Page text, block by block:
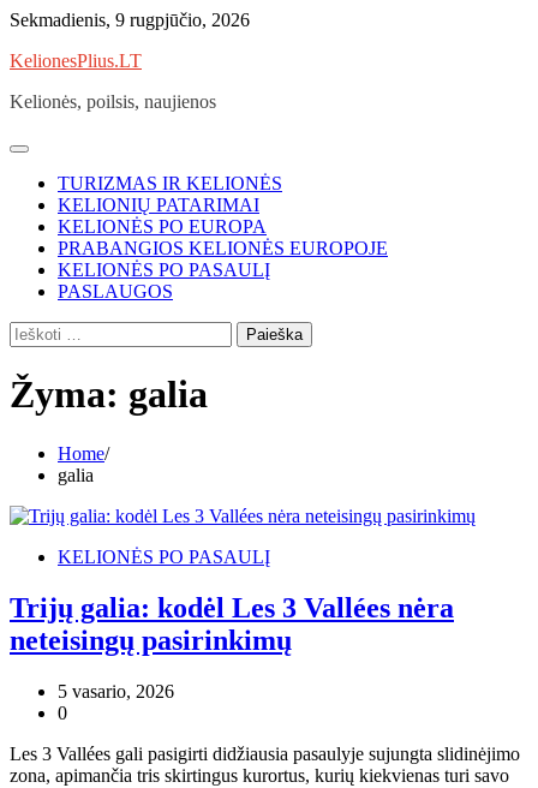
Skip
content
Sekmadienis, 9 rugpjūčio, 2026
KelionesPlius.LT
Kelionės, poilsis, naujienos
TURIZMAS IR KELIONĖS
KELIONIŲ PATARIMAI
KELIONĖS PO EUROPA
PRABANGIOS KELIONĖS EUROPOJE
KELIONĖS PO PASAULĮ
PASLAUGOS
Ieškoti:
Žyma: galia
Home
galia
KELIONĖS PO PASAULĮ
Trijų galia: kodėl Les 3 Vallées nėra
neteisingų pasirinkimų
5 vasario, 2026
0
Les 3 Vallées gali pasigirti didžiausia pasaulyje sujungta slidinėjimo
zona, apimančia tris skirtingus kurortus, kurių kiekvienas turi savo